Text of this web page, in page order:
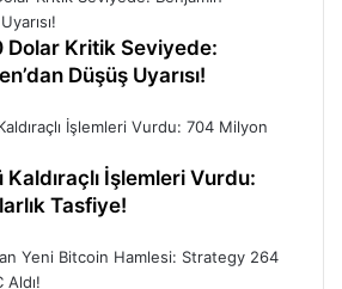
Dolar Kritik Seviyede:
Düşüş Uyarısı!
İşlemleri Vurdu:
Tasfiye!